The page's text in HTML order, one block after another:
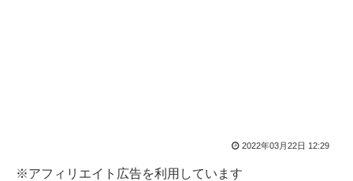
2022年03月22日 12:29
※アフィリエイト広告を利用しています